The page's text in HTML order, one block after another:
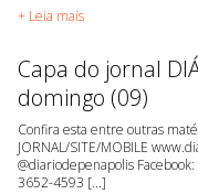
+ Leia mais
Capa do jornal
domingo (09)
Confira esta entre outras
JORNAL/SITE/MOBILE
@diariodepenapolis
3652-4593 [...]